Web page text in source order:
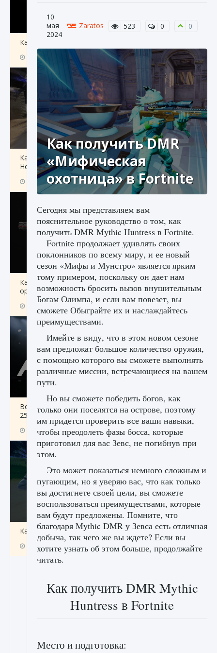
Как получить Thunder Egg в Stardew Valley
9 августа 2024 1 244 0
Как исправить неработающие награды For
Honor
9 августа 2024 1 205 0 0
Как разблокировать чертеж счастливого
оружия в MW3 и Warzone
Все новые функции Ultimate Team в EA FC
25
9 августа 2024 1 297 0 0
Как включить чат в Fortnite
9 августа 2024 1 335 0 0
10
мая
2024
Zaratos 523 0 0
Как получить DMR
«Мифическая
охотница» в Fortnite
Сегодня мы представляем вам
пояснительное руководство о том, как
получить DMR Mythic Huntress в Fortnite.
Fortnite продолжает удивлять своих
поклонников по всему миру, и ее новый
сезон «Мифы и Мунстро» является ярким
тому примером, поскольку он дает нам
возможность бросить вызов внушительным
Богам Олимпа, и если вам повезет, вы
сможете Обыграйте их и наслаждайтесь
преимуществами.
Имейте в виду, что в этом новом сезоне
вам предложат большое количество оружия,
с помощью которого вы сможете выполнять
различные миссии, встречающиеся на вашем
пути.
Но вы сможете победить богов, как
только они поселятся на острове, поэтому
им придется проверить все ваши навыки,
чтобы преодолеть фазы босса, которые
приготовил для вас Зевс, не погибнув при
этом.
Это может показаться немного сложным и
пугающим, но я уверяю вас, что как только
вы достигнете своей цели, вы сможете
воспользоваться преимуществами, которые
вам будут предложены. Помните, что
благодаря Mythic DMR у Зевса есть отличная
добыча, так чего же вы ждете? Если вы
хотите узнать об этом больше, продолжайте
читать.
Как получить DMR Mythic
Huntress в Fortnite
Место и подготовка: